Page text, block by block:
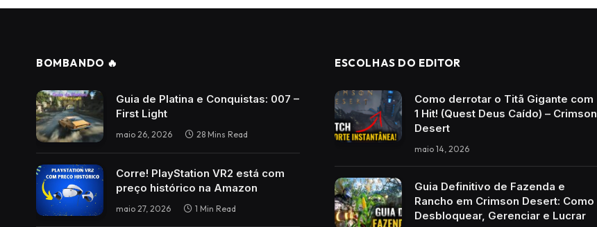
BOMBANDO 🔥
Guia de Platina e Conquistas: 007 –
First Light
maio 26, 2026 28 Mins Read
Corre! PlayStation VR2 está com
preço histórico na Amazon
maio 27, 2026 1 Min Read
ESCOLHAS DO EDITOR
Como derrotar o Titã Gigante com
1 Hit! (Quest Deus Caído) – Crimson
Desert
maio 14, 2026
Guia Definitivo de Fazenda e
Rancho em Crimson Desert: Como
Desbloquear, Gerenciar e Lucrar